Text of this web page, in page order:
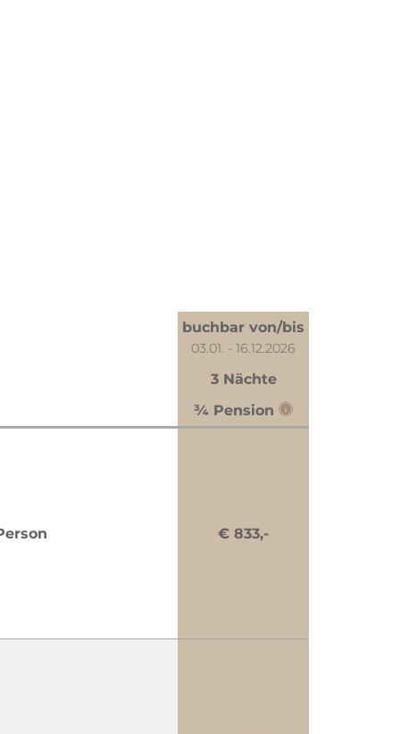
buchbar von/bis
03.01. - 16.12.2026
3 Nächte
¾ Pension
€ 833,-